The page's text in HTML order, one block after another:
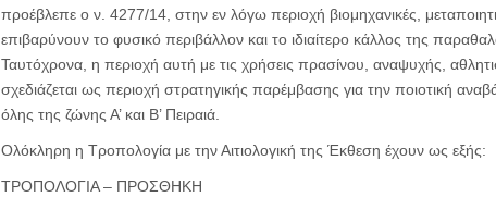
προέβλεπε ο ν. 4277/14, στην εν λόγω περιοχή βιομηχανικές,
επιβαρύνουν το φυσικό περιβάλλον και το ιδιαίτερο κάλλος της
Ταυτόχρονα, η περιοχή αυτή με τις χρήσεις πρασίνου, αναψυχής,
σχεδιάζεται ως περιοχή στρατηγικής παρέμβασης για την ποιοτική
όλης της ζώνης Α’ και Β’ Πειραιά.
Ολόκληρη η Τροπολογία με την Αιτιολογική της Έκθεση έχουν ως εξής:
ΤΡΟΠΟΛΟΓΙΑ – ΠΡΟΣΘΗΚΗ